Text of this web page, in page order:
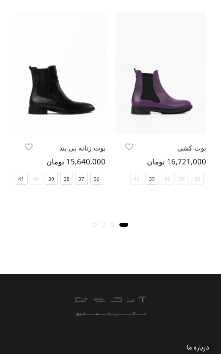
بوت کشی
16,721,000 تومان
36
37
38
39
40
بوت زنانه بی بند
15,640,000 تومان
36
37
38
39
40
41
درباره ما